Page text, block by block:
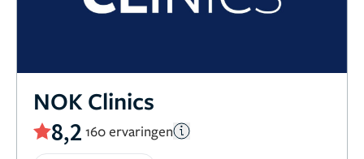
NOK Clinics
8,2 160 ervaringen